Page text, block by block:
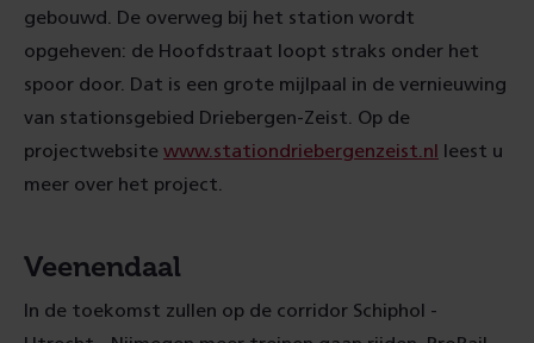
gebouwd. De overweg bij het station wordt
opgeheven: de Hoofdstraat loopt straks onder het
spoor door. Dat is een grote mijlpaal in de vernieuwing
van stationsgebied Driebergen-Zeist. Op de
projectwebsite www.stationdriebergenzeist.nl
leest u
meer over het project.
Veenendaal
In de toekomst zullen op de corridor Schiphol -